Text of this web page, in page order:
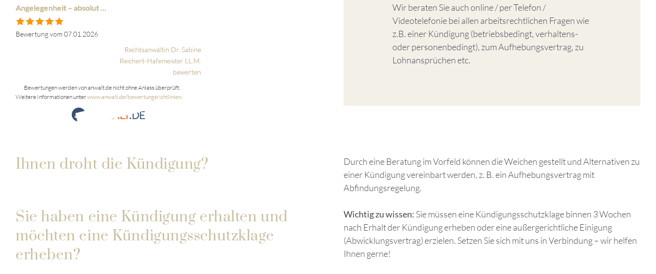
Angelegenheit – absolut ...
Bewertung vom 07.01.2026
Rechtsanwältin Dr. Sabine
Reichert-Hafemeister LL.M.
bewerten
Bewertungen werden von anwalt.de nicht ohne Anlass überprüft.
Weitere Informationen unterwww.anwalt.de/bewertungsrichtlinien.
Wir beraten Sie auch online / per Telefon /
Videotelefonie bei allen arbeitsrechtlichen Fragen wie
z.B. einer Kündigung (betriebsbedingt, verhaltens-
oder personenbedingt), zum Aufhebungsvertrag, zu
Lohnansprüchen etc.
Ihnen droht die Kündigung?
Durch eine Beratung im Vorfeld können die Weichen gestellt und Alternativen zu
einer Kündigung vereinbart werden, z. B. ein Aufhebungsvertrag mit
Abfindungsregelung.
Sie haben eine Kündigung erhalten und
möchten eine Kündigungsschutzklage
erheben?
Wichtig zu wissen: Sie müssen eine Kündigungsschutzklage binnen 3 Wochen
nach Erhalt der Kündigung erheben oder eine außergerichtliche Einigung
(Abwicklungsvertrag) erzielen. Setzen Sie sich mit uns in Verbindung – wir helfen
Ihnen gerne!